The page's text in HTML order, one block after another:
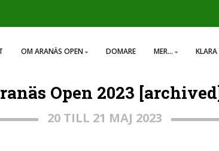
OM ARANÄS OPEN DOMARE MER...
Open 2023
20 TILL 21 MAJ 2023